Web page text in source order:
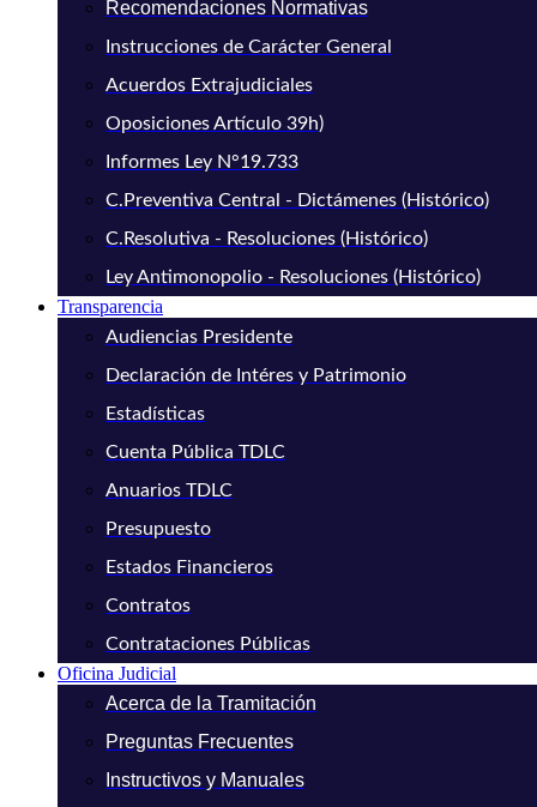
Recomendaciones Normativas
Instrucciones de Carácter General
Acuerdos Extrajudiciales
Oposiciones Artículo 39h)
Informes Ley N°19.733
C.Preventiva Central - Dictámenes (Histórico)
C.Resolutiva - Resoluciones (Histórico)
Ley Antimonopolio - Resoluciones (Histórico)
Transparencia
Audiencias Presidente
Declaración de Intéres y Patrimonio
Estadísticas
Cuenta Pública TDLC
Anuarios TDLC
Presupuesto
Estados Financieros
Contratos
Contrataciones Públicas
Oficina Judicial
Acerca de la Tramitación
Preguntas Frecuentes
Instructivos y Manuales